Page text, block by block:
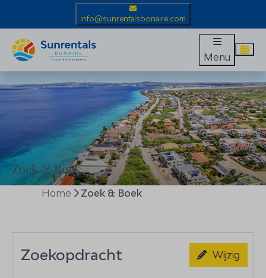
info@sunrentalsbonaire.com
Menu
Zoek & Boek
Home Zoek & Boek
Zoekopdracht Wijzig